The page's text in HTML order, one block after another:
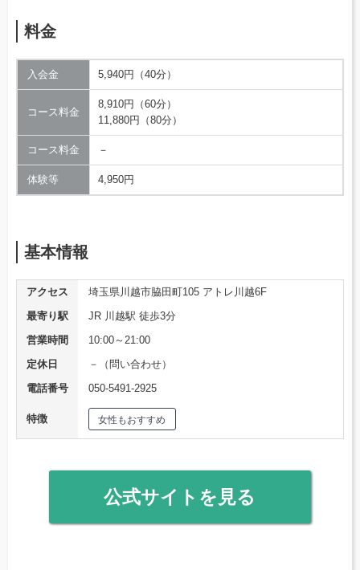
料金
入会金 5,940円（40分）
コース料金
8,910円（60分）
11,880円（80分）
コース料金 －
体験等 4,950円
基本情報
アクセス
埼玉県川越市脇田町105 アトレ川越6F
最寄り駅
JR 川越駅 徒歩3分
営業時間
10:00～21:00
定休日
－（問い合わせ）
電話番号
050-5491-2925
特徴 女性もおすすめ
公式サイトを見る